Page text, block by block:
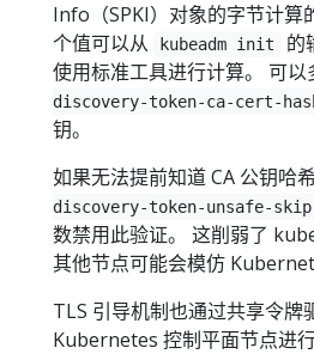
Info（SPKI）对象的字节计算
个值可以从
kubeadm init
的
使用标准工具进行计算。 可以
discovery-token-ca-cert-
钥。
如果无法提前知道 CA 公钥哈
discovery-token-unsafe-
数禁用此验证。 这削弱了
其他节点可能会模仿
TLS 引导机制也通过共享令牌
Kubernetes 控制平面节点进